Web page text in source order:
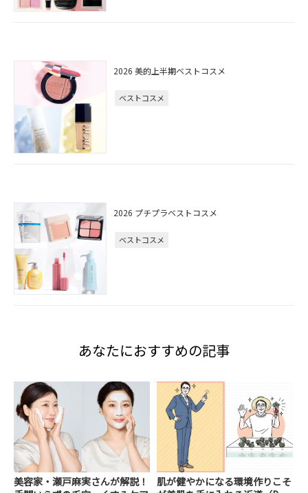
2026 美的上半期ベストコスメ
ベストコスメ
2026 プチプラベストコスメ
ベストコスメ
あなたにおすすめの記事
美容家・瀬戸麻実さんが解説！
肌が健やかになる環境作りこそ